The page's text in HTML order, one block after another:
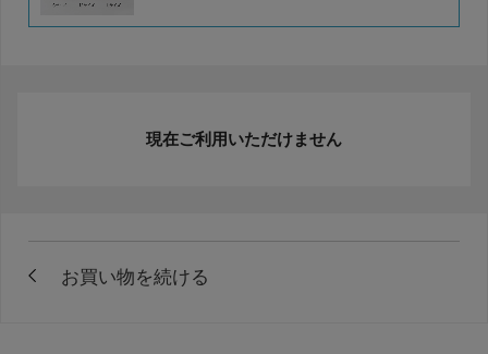
現在ご利用いただけません